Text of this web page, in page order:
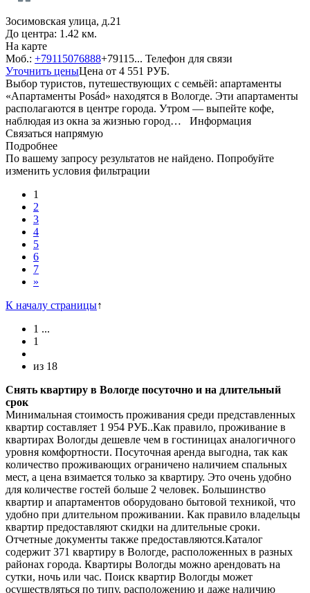
Зосимовская улица, д.21
До центра: 1.42 км.
На карте
Моб.: +79115076888+79115... Телефон для связи
Уточнить ценыЦена от 4 551 РУБ.
Выбор туристов, путешествующих с семьёй: апартаменты
«Апартаменты Posád» находятся в Вологде. Эти апартаменты
располагаются в центре города. Утром — выпейте кофе,
наблюдая из окна за жизнью город… Информация
Связаться напрямую
Подробнее
По вашему запросу результатов не найдено. Попробуйте
изменить условия фильтрации
1
2
3
4
5
6
7
»
К началу страницы↑
1 ...
1
из 18
Снять квартиру в Вологде посуточно и на длительный
срок
Минимальная стоимость проживания среди представленных
квартир составляет 1 954 РУБ..Как правило, проживание в
квартирах Вологды дешевле чем в гостиницах аналогичного
уровня комфортности. Посуточная аренда выгодна, так как
количество проживающих ограничено наличием спальных
мест, а цена взимается только за квартиру. Это очень удобно
для количестве гостей больше 2 человек. Большинство
квартир и апартаментов оборудовано бытовой техникой, что
удобно при длительном проживании. Как правило владельцы
квартир предоставляют скидки на длительные сроки.
Отчетные документы также предоставляются.Каталог
содержит 371 квартиру в Вологде, расположенных в разных
районах города. Квартиры Вологды можно арендовать на
сутки, ночь или час. Поиск квартир Вологды может
осуществляться по типу, расположению и даже наличию